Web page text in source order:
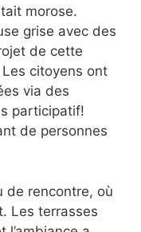
morose.
grise avec des
de cette
citoyens ont
via des
participatif!
de personnes
de rencontre, où
Les terrasses